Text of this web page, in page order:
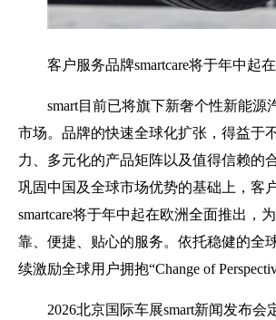
客户服务品牌smartcare将于年中起
smart目前已将旗下新奢个性新能源
市场。品牌的快速全球化扩张，得益于
力、多元化的产品矩阵以及值得信赖的
巩固中国及全球市场优势的基础上，客
smartcare将于年中起在欧洲全面推出，
靠、便捷、贴心的服务。依托稳健的全
续激励全球用户拥抱“Change of
2026北京国际车展smart新闻发布会